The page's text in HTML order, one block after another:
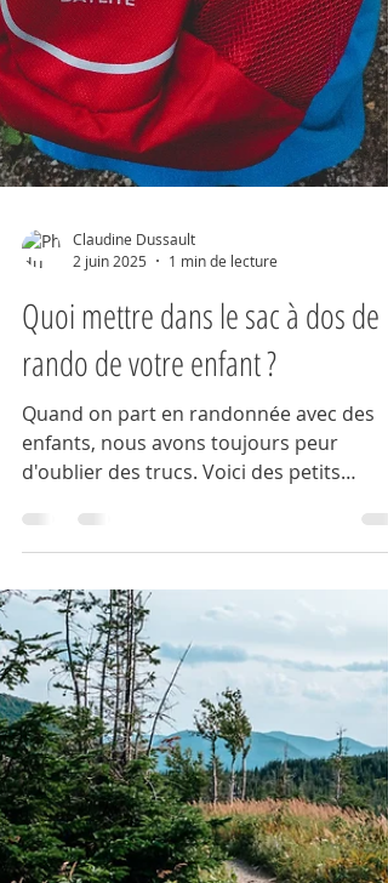
Claudine Dussault
2 juin 2025
1 min de lecture
Quoi mettre dans le sac à dos de
rando de votre enfant ?
Quand on part en randonnée avec des
enfants, nous avons toujours peur
d'oublier des trucs. Voici des petits
éléments que vous pouvez glisser dans le
sac de votre enfant.